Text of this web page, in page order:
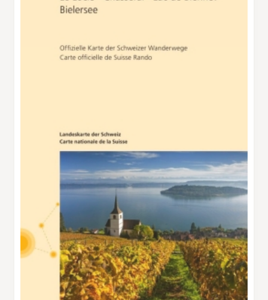
verschneite Wald auf dem Kamm gibt immer
wieder Blicke frei über die Jurahöhen und bis
anderthalb Stunden ist das Gasthaus Hôtel
Tête de Ran am Fusse des gleichnamigen
nach Frankreich schweift der Blick von hier.
Diese Aussicht muss jedoch verdient werden.
15 Minuten dauert der Aufstieg zum höchsten
Punkt auf 1422 m ü. M. Der Rückweg führt
zunächst entlang des Winterwanderweges
nahe der Fahrstrasse bis zur Wirtschaft Les
Gümmenen. Dort entscheidet sich der
Schneeschuhläufer entweder für die Route
entlang de Winterwanderweges oder aber er
steigt rechts einige Meter steil hinauf, wo er
wiederum auf den markierten
Schneeschuhtrail trifft. Auf diesem gehts über
den Kamm und durch den Wald zurück bis zur